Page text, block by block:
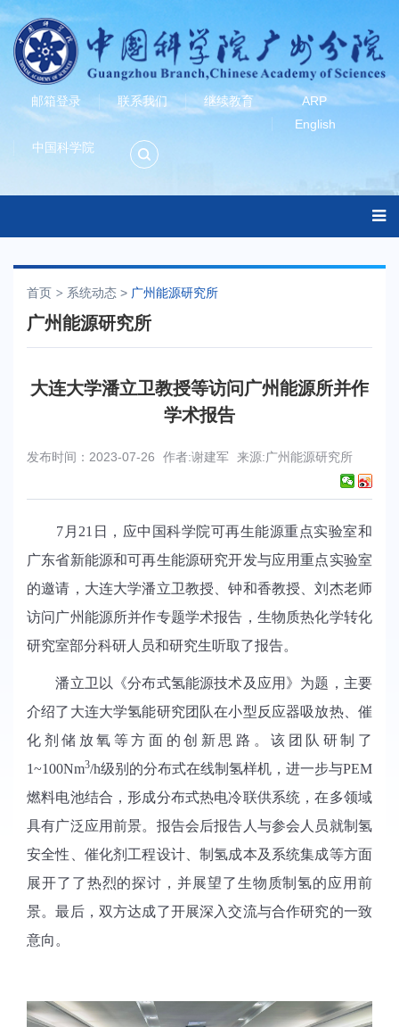
邮箱登录 联系我们 继续教育
ARP
English
中国科学院
首页 系统动态 > 广州能源研究所
广州能源研究所
大连大学潘立卫教授等访问广州能源所并作
学术报告
发布时间：2023-07-26 作者:谢建军 来源:广州能源研究所
7 月 21 日，应中国科学院可再生能源重点实验室和
广东省新能源和可再生能源研究开发与应用重点实验室
的邀请，大连大学潘立卫教授、钟和香教授、刘杰老师
访问广州能源所并作专题学术报告，生物质热化学转化
研究室部分科研人员和研究生听取了报告。
潘立卫以《分布式氢能源技术及应用》为题，主要
介绍了大连大学氢能研究团队在小型反应器吸放热、催
化剂储放氧等方面的创新思路。该团队研制了
1~100Nm3/h级别的分布式在线制氢样机，进一步与PEM
燃料电池结合，形成分布式热电冷联供系统，在多领域
具有广泛应用前景。报告会后报告人与参会人员就制氢
安全性、催化剂工程设计、制氢成本及系统集成等方面
展开了了热烈的探讨，并展望了生物质制氢的应用前
景。最后， 双方达成了开展深入交流与合作研究的一致
意向。